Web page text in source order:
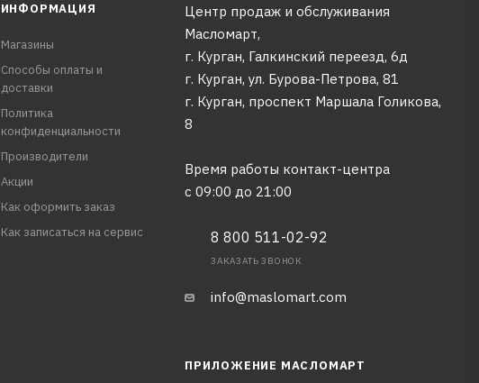
ИНФОРМАЦИЯ
Магазины
Способы оплаты и
доставки
Политика
конфиденциальности
Производители
Акции
Как оформить заказ
Как записаться на сервис
Центр продаж и обслуживания
Масломарт,
г. Курган, Галкинский переезд, 6д
г. Курган, ул. Бурова-Петрова, 81
г. Курган, проспект Маршала Голикова,
8
Время работы контакт-центра
с 09:00 до 21:00
8 800 511-02-92
ЗАКАЗАТЬ ЗВОНОК
info@maslomart.com
ПРИЛОЖЕНИЕ МАСЛОМАРТ